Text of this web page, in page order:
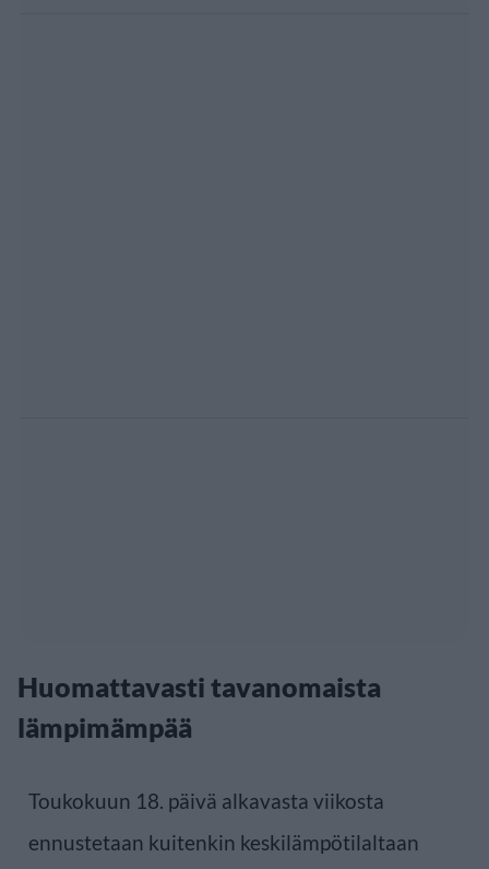
Huomattavasti tavanomaista
lämpimämpää
Toukokuun 18. päivä alkavasta viikosta
ennustetaan kuitenkin keskilämpötilaltaan